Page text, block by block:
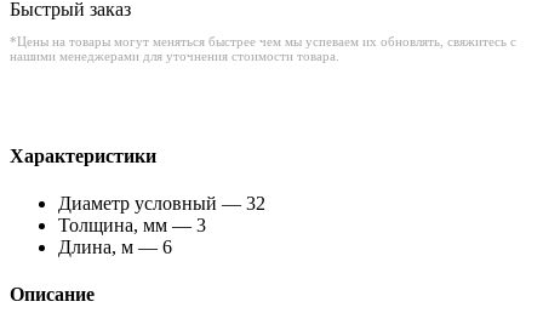
Быстрый заказ
*Цены на товары могут меняться быстрее чем мы успеваем их обновлять, свяжитесь с
нашими менеджерами для уточнения стоимости товара.
Характеристики
Диаметр условный — 32
Толщина, мм — 3
Длина, м — 6
Описание